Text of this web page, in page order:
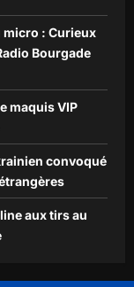
micro : Curieux
Bourgade
maquis VIP
convoqué
aux tirs au